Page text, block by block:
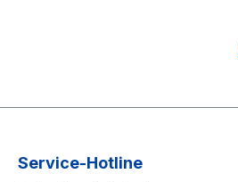
Service-Hotline